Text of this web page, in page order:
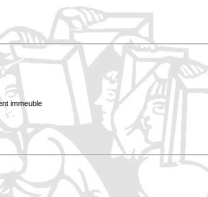
immeuble